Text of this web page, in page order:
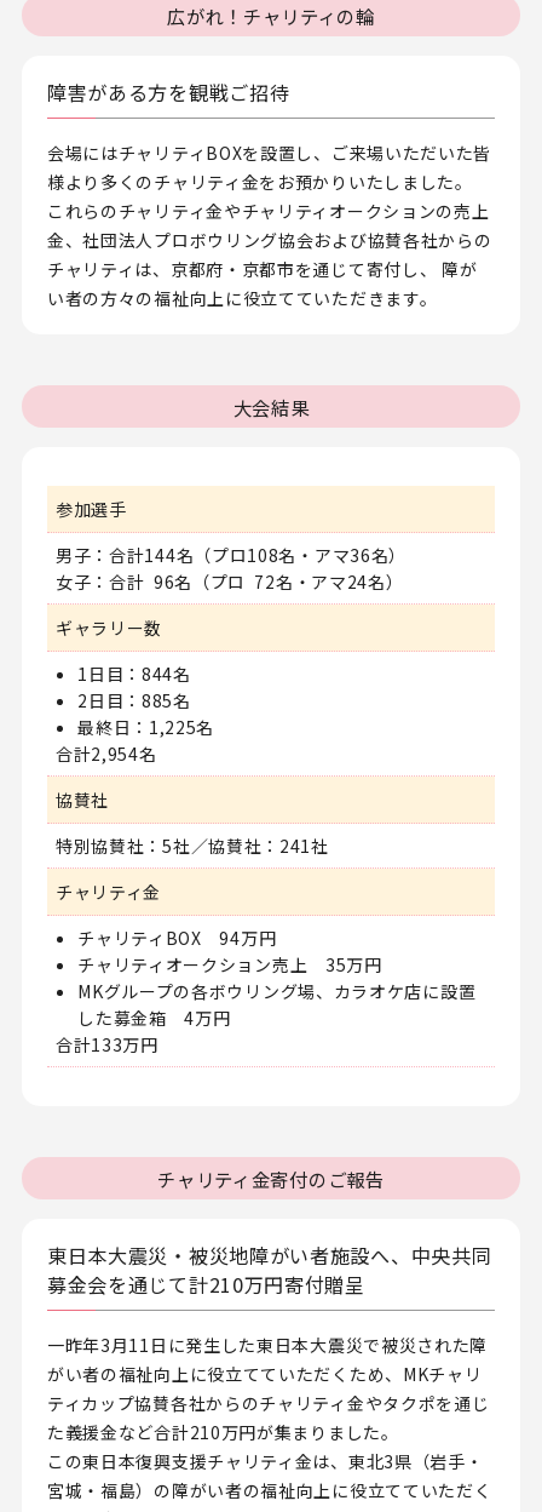
広がれ！チャリティの輪
障害がある方を観戦ご招待
会場にはチャリティBOXを設置し、ご来場いただいた皆
様より多くのチャリティ金をお預かりいたしました。
これらのチャリティ金やチャリティオークションの売上
金、社団法人プロボウリング協会および協賛各社からの
チャリティは、京都府・京都市を通じて寄付し、 障が
い者の方々の福祉向上に役立てていただきます。
大会結果
参加選手
男子：合計144名 （プロ108名・アマ36名）
女子：合計 96名 （プロ 72名・アマ24名）
ギャラリー数
1日目：844名
2日目：885名
最終日：1,225名
合計2,954名
協賛社
特別協賛社：5社／協賛社：241社
チャリティ金
チャリティBOX 94万円
チャリティオークション売上 35万円
MKグループの各ボウリング場、カラオケ店に設置
した募金箱 4万円
合計133万円
チャリティ金寄付のご報告
東日本大震災・被災地障がい者施設へ、中央共同
募金会を通じて計210万円寄付贈呈
一昨年3月11日に発生した東日本大震災で被災された障
がい者の福祉向上に役立てていただくため、MKチャリ
ティカップ協賛各社からのチャリティ金やタクポを通じ
た義援金など合計210万円が集まりました。
この東日本復興支援チャリティ金は、東北3県（岩手・
宮城・福島）の障がい者の福祉向上に役立てていただく